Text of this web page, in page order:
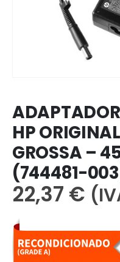
HP
GROSSA –
(744481-
22,37 €